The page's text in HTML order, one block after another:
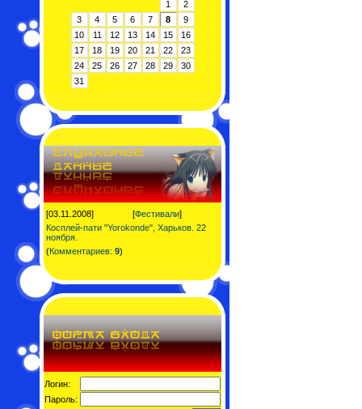
1
2
3
4 5 6 7 8
9
10
11 12 13 14 15
16
17
18 19 20 21 22
23
24
25 26 27 28 29
30
31
[03.11.2008] [Фестивали]
Косплей-пати "Yorokonde", Харьков. 22
ноября.
(Комментариев: 9)
Логин:
Пароль: